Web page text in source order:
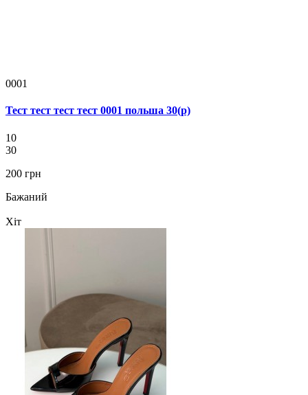
0001
Тест тест тест тест 0001 польша 30(р)
10
30
200 грн
Бажаний
Хіт